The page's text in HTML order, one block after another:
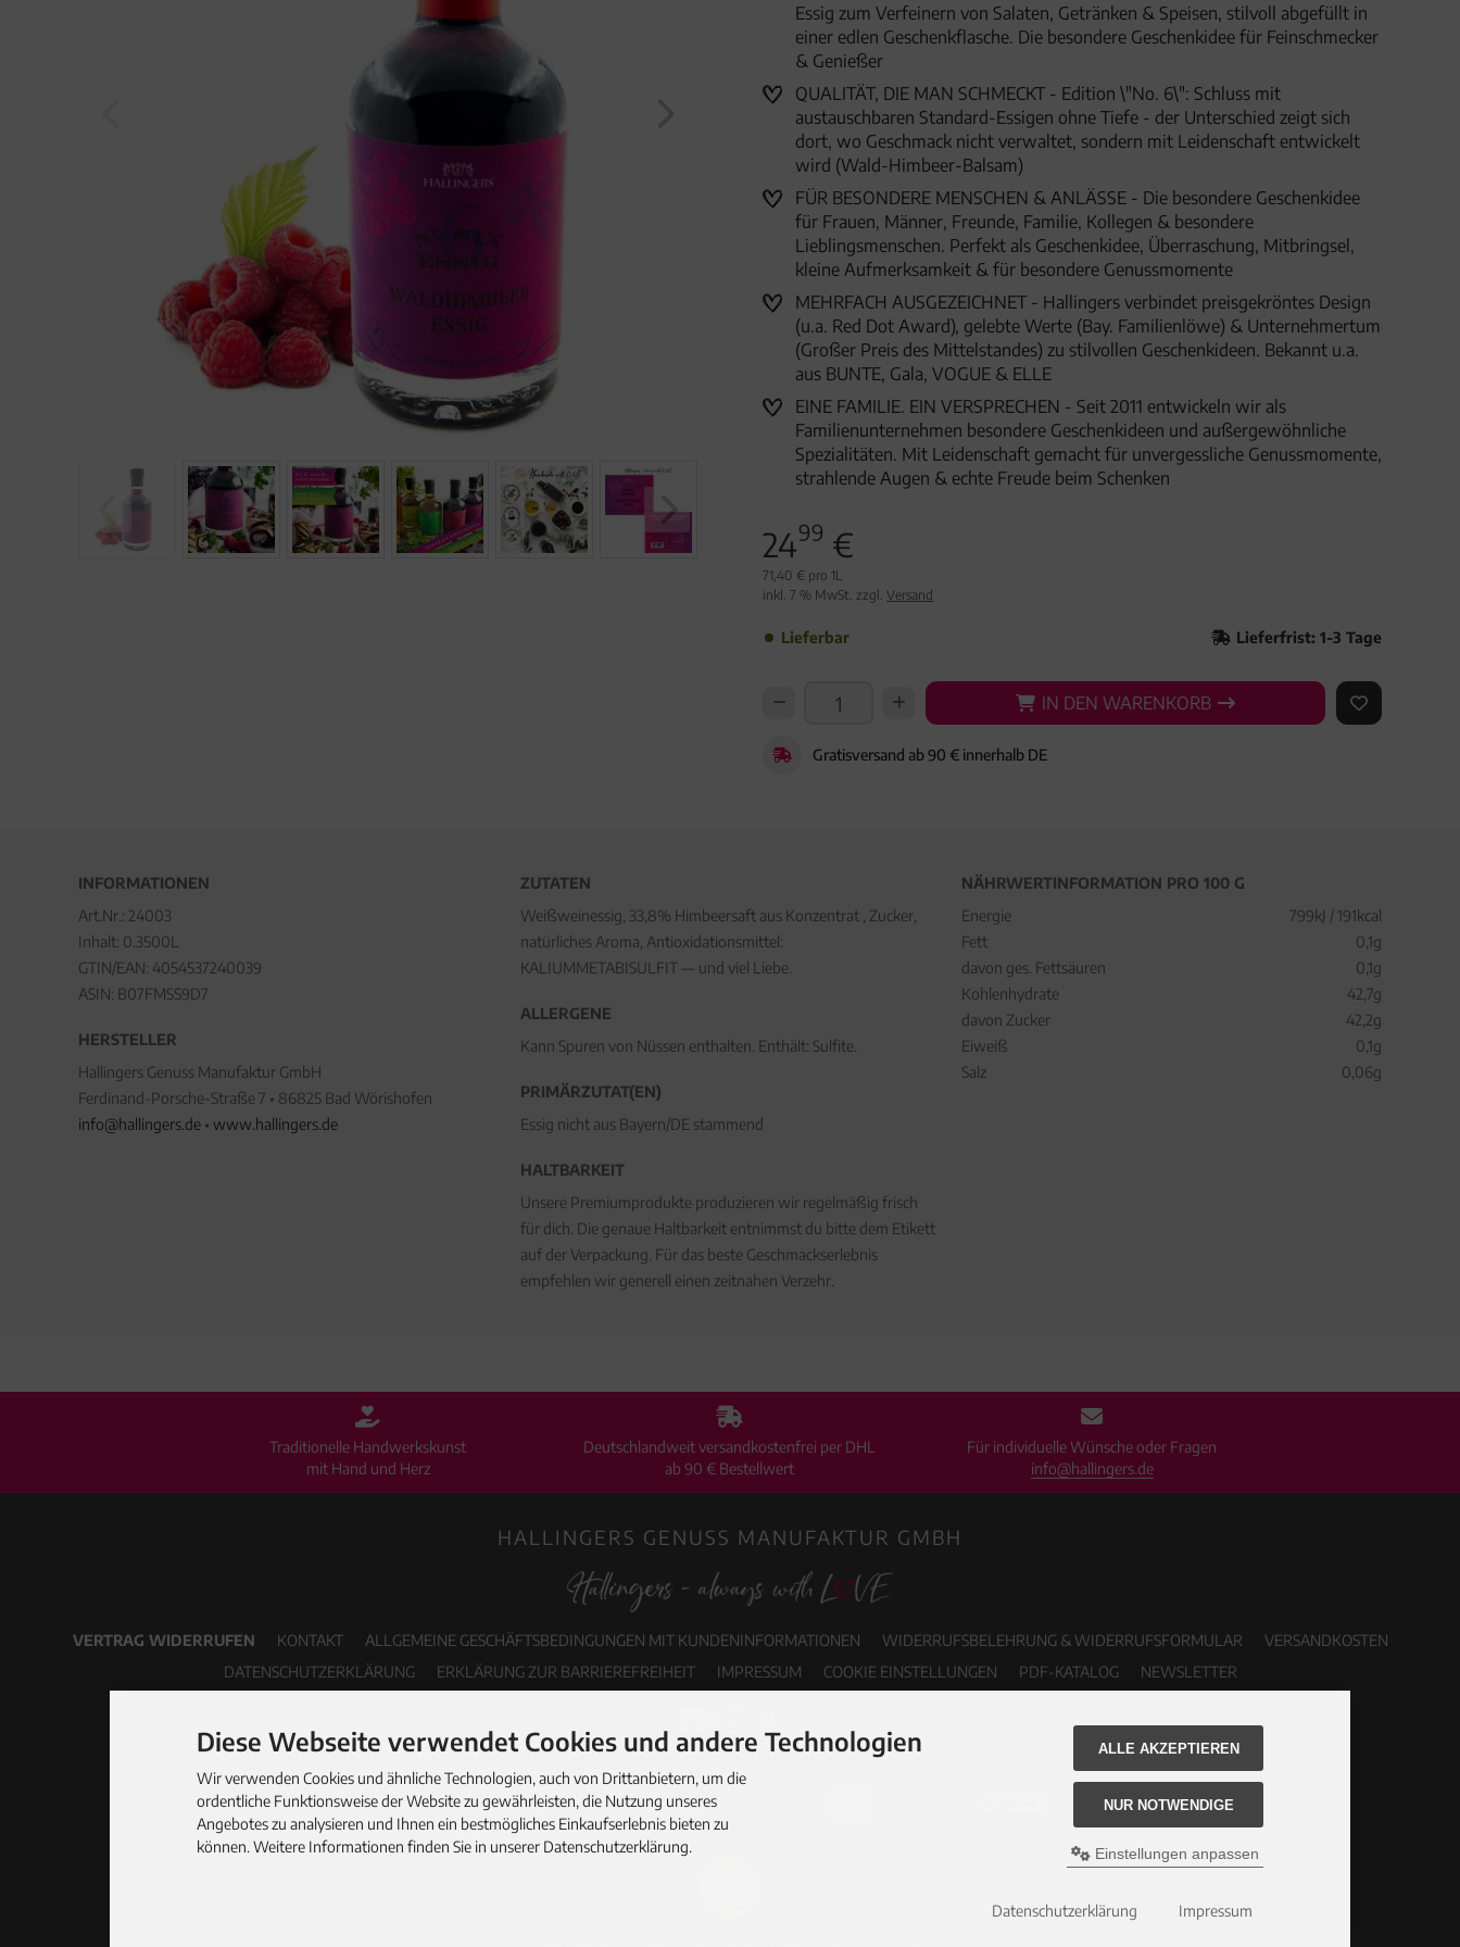
Essig zum Verfeinern von Salaten, Getränken & Speisen, stilvoll abgefüllt in
einer edlen Geschenkflasche. Die besondere Geschenkidee für Feinschmecker
& Genießer
QUALITÄT, DIE MAN SCHMECKT - Edition \"No. 6\": Schluss mit
austauschbaren Standard-Essigen ohne Tiefe - der Unterschied zeigt sich
dort, wo Geschmack nicht verwaltet, sondern mit Leidenschaft entwickelt
wird (Wald-Himbeer-Balsam)
FÜR BESONDERE MENSCHEN & ANLÄSSE - Die besondere Geschenkidee
für Frauen, Männer, Freunde, Familie, Kollegen & besondere
Lieblingsmenschen. Perfekt als Geschenkidee, Überraschung, Mitbringsel,
kleine Aufmerksamkeit & für besondere Genussmomente
MEHRFACH AUSGEZEICHNET - Hallingers verbindet preisgekröntes Design
(u.a. Red Dot Award), gelebte Werte (Bay. Familienlöwe) & Unternehmertum
(Großer Preis des Mittelstandes) zu stilvollen Geschenkideen. Bekannt u.a.
aus BUNTE, Gala, VOGUE & ELLE
EINE FAMILIE. EIN VERSPRECHEN - Seit 2011 entwickeln wir als
Familienunternehmen besondere Geschenkideen und außergewöhnliche
Spezialitäten. Mit Leidenschaft gemacht für unvergessliche Genussmomente,
strahlende Augen & echte Freude beim Schenken
2499 €
71,40 € pro 1L
inkl. 7 % MwSt. zzgl. Versand
Lieferbar Lieferfrist: 1-3 Tage
IN DEN WARENKORB
IN DEN WARENKORB AUF DEN
Gratisversand ab 90 € innerhalb DE
INFORMATIONEN
Art.Nr.: 24003
Inhalt: 0.3500L
GTIN/EAN: 4054537240039
ASIN: B07FMSS9D7
HERSTELLER
Hallingers Genuss Manufaktur GmbH
Ferdinand-Porsche-Straße 7 • 86825 Bad Wörishofen
info@hallingers.de • www.hallingers.de
ZUTATEN
Weißweinessig, 33,8% Himbeersaft aus Konzentrat , Zucker,
natürliches Aroma, Antioxidationsmittel:
KALIUMMETABISULFIT — und viel Liebe.
ALLERGENE
Kann Spuren von Nüssen enthalten. Enthält: Sulfite.
PRIMÄRZUTAT(EN)
Essig nicht aus Bayern/DE stammend
HALTBARKEIT
Unsere Premiumprodukte produzieren wir regelmäßig frisch
für dich. Die genaue Haltbarkeit entnimmst du bitte dem Etikett
auf der Verpackung. Für das beste Geschmackserlebnis
empfehlen wir generell einen zeitnahen Verzehr.
NÄHRWERTINFORMATION PRO 100 G
Energie
799kJ / 191kcal
Fett
0,1g
davon ges. Fettsäuren
0,1g
Kohlenhydrate
42,7g
davon Zucker
42,2g
Eiweiß
0,1g
Salz
0,06g
Traditionelle Handwerkskunst
mit Hand und Herz
Deutschlandweit versandkostenfrei per DHL
ab 90 € Bestellwert
Für individuelle Wünsche oder Fragen
info@hallingers.de
HALLINGERS GENUSS MANUFAKTUR GMBH
VERTRAG WIDERRUFEN KONTAKT ALLGEMEINE GESCHÄFTSBEDINGUNGEN MIT KUNDENINFORMATIONEN WIDERRUFSBELEHRUNG & WIDERRUFSFORMULAR
VERSANDKOSTEN
DATENSCHUTZERKLÄRUNG
ERKLÄRUNG ZUR BARRIEREFREIHEIT IMPRESSUM COOKIE EINSTELLUNGEN PDF-KATALOG NEWSLETTER
Diese Webseite verwendet Cookies und andere Technologien
Wir verwenden Cookies und ähnliche Technologien, auch von Drittanbietern, um die
ordentliche Funktionsweise der Website zu gewährleisten, die Nutzung unseres
Angebotes zu analysieren und Ihnen ein bestmögliches Einkaufserlebnis bieten zu
können. Weitere Informationen finden Sie in unserer Datenschutzerklärung.
ALLE AKZEPTIEREN
NUR NOTWENDIGE
Einstellungen anpassen
Datenschutzerklärung Impressum